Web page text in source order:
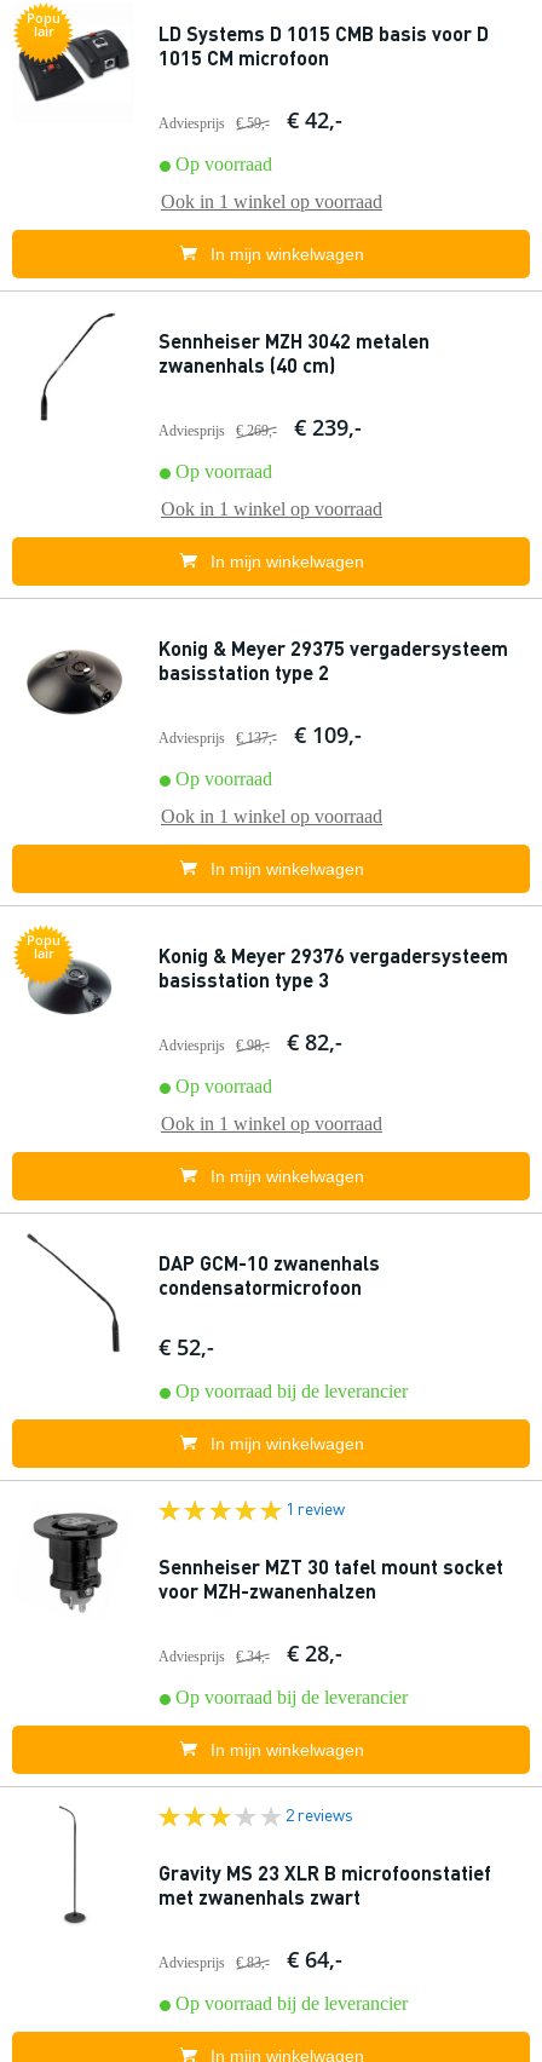
Popu
lair
LD Systems D 1015 CMB basis voor D
1015 CM microfoon
Adviesprijs € 59,- € 42,-
Op voorraad
Ook in 1 winkel op voorraad
In mijn winkelwagen
Sennheiser MZH 3042 metalen
zwanenhals (40 cm)
Adviesprijs € 269,- € 239,-
Op voorraad
Ook in 1 winkel op voorraad
In mijn winkelwagen
Konig & Meyer 29375 vergadersysteem
basisstation type 2
Adviesprijs € 137,- € 109,-
Op voorraad
Ook in 1 winkel op voorraad
In mijn winkelwagen
Popu
lair
Konig & Meyer 29376 vergadersysteem
basisstation type 3
Adviesprijs € 98,- € 82,-
Op voorraad
Ook in 1 winkel op voorraad
In mijn winkelwagen
DAP GCM-10 zwanenhals
condensatormicrofoon
€ 52,-
Op voorraad bij de leverancier
In mijn winkelwagen
1 review
Sennheiser MZT 30 tafel mount socket
voor MZH-zwanenhalzen
Adviesprijs € 34,- € 28,-
Op voorraad bij de leverancier
In mijn winkelwagen
2 reviews
Gravity MS 23 XLR B microfoonstatief
met zwanenhals zwart
Adviesprijs € 83,- € 64,-
Op voorraad bij de leverancier
In mijn winkelwagen